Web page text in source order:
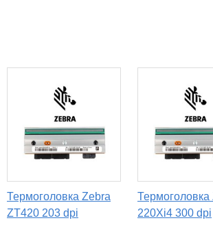
Термоголовка Zebra
ZT420 203 dpi
Термоголовка
220Xi4 300 dpi